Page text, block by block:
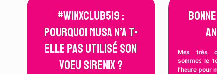
#WinxClub519 :
Pourquoi Musa n’a t-
elle pas utilisé son
Voeu Sirenix ?
Mes très
sommes le
l’heure pour